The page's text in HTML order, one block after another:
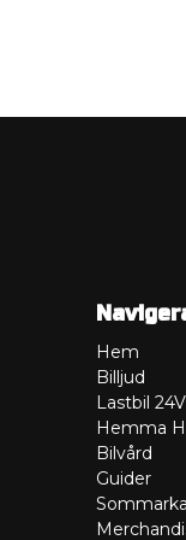
Hem
Billjud
Lastbil 24V
Hemma
Bilvård
Guider